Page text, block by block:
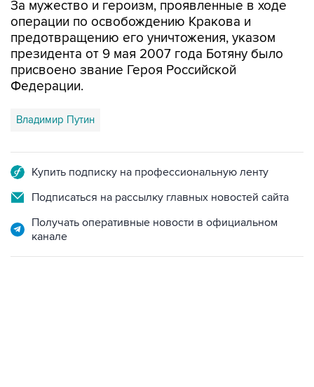
предотвращению его уничтожения, указом
президента от 9 мая 2007 года Ботяну было
присвоено звание Героя Российской
Федерации.
Владимир Путин
Подписаться на рассылку главных новостей сайта
Получать оперативные новости в официальном